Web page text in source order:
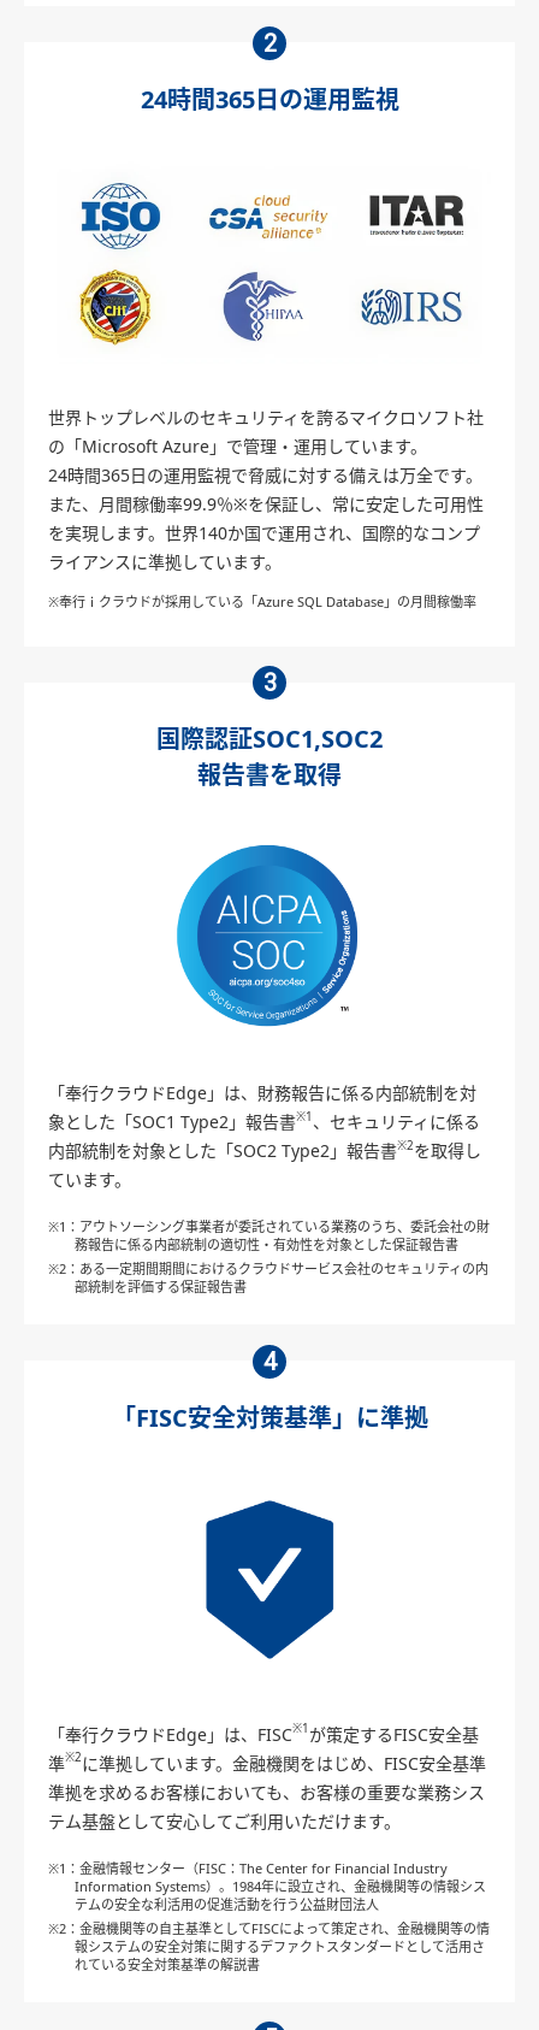
2
24時間365日の運用監視
世界トップレベルのセキュリティを誇るマイクロソフト社
の「Microsoft Azure」で管理・運用しています。
24時間365日の運用監視で脅威に対する備えは万全です。
また、月間稼働率99.9％※を保証し、常に安定した可用性
を実現します。世界140か国で運用され、国際的なコンプ
ライアンスに準拠しています。
※奉行ｉクラウドが採用している「Azure SQL Database」の月間稼働率
3
国際認証SOC1,SOC2
報告書を取得
「奉行クラウドEdge」は、財務報告に係る内部統制を対
象とした「SOC1 Type2」報告書※1 、セキュリティに係る
内部統制を対象とした「SOC2 Type2」報告書※2 を取得し
ています。
※1：アウトソーシング事業者が委託されている業務のうち、委託会社の財
務報告に係る内部統制の適切性・有効性を対象とした保証報告書
※2：ある一定期間期間におけるクラウドサービス会社のセキュリティの内
部統制を評価する保証報告書
4
「FISC安全対策基準」 に準拠
「奉行クラウドEdge」は、FISC※1 が策定するFISC安全基
準※2 に準拠しています。金融機関をはじめ、FISC安全基準
準拠を求めるお客様においても、お客様の重要な業務シス
テム基盤として安心してご利用いただけます。
※1：金融情報センター（FISC：The Center for Financial Industry
Information Systems）。1984年に設立され、金融機関等の情報シス
テムの安全な利活用の促進活動を行う公益財団法人
※2：金融機関等の自主基準としてFISCによって策定され、金融機関等の情
報システムの安全対策に関するデファクトスタンダードとして活用さ
れている安全対策基準の解説書